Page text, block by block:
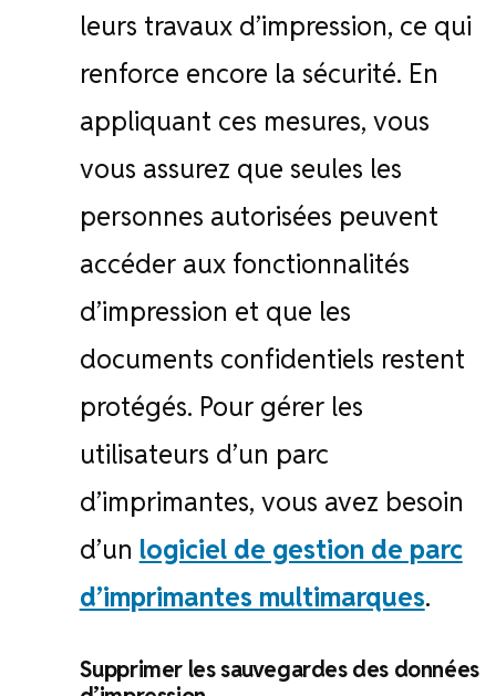
leurs travaux d’impression, ce qui
renforce encore la sécurité. En
appliquant ces mesures, vous
vous assurez que seules les
personnes autorisées peuvent
accéder aux fonctionnalités
d’impression et que les
documents confidentiels restent
protégés. Pour gérer les
utilisateurs d’un parc
d’imprimantes, vous avez besoin
d’un logiciel de gestion de parc
d’imprimantes multimarques.
Supprimer les sauvegardes des données